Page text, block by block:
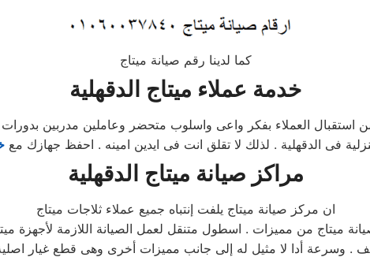
كما لدينا رقم صيانة ميتاج
خدمة عملاء ميتاج الدقهلية
العملاء بفكر واعى واسلوب متحضر وعاملين مدربين بدورات
فى الدقهلية . لذلك لا تقلق انت فى ايدين امينه . احفظ جهازك مع
مراكز صيانة ميتاج الدقهلية
ان مركز صيانة ميتاج يلفت إنتباه جميع عملاء ثلاجات ميتاج
ميتاج من مميزات . اسطول متنقل لعمل الصيانة اللازمة لأجهزة
. وسرعة أدا لا مثيل له إلى جانب مميزات أخرى وهى قطع غيار